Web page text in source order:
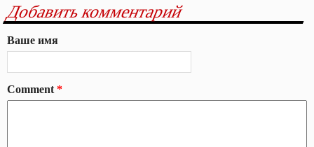
Добавить комментарий
Ваше имя
Comment *